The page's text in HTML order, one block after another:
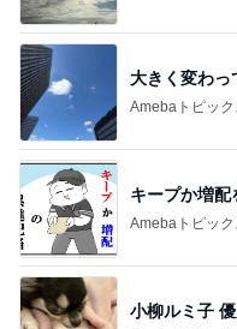
大きく変わっ
Amebaトピック
キープか増配
Amebaトピック
小柳ルミ子